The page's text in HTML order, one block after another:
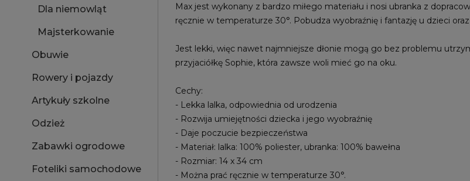
Dla niemowląt
Majsterkowanie
Obuwie
Rowery i pojazdy
Artykuły szkolne
Odzież
Zabawki ogrodowe
Foteliki samochodowe
Max jest wykonany z bardzo miłego materiału i nosi ubranka z
ręcznie w temperaturze 30°. Pobudza wyobraźnię i fantazję u dzieci
Jest lekki, więc nawet najmniejsze dłonie mogą go bez problemu
przyjaciółkę Sophie, która zawsze woli mieć go na oku.
Cechy:
- Lekka lalka, odpowiednia od urodzenia
- Rozwija umiejętności dziecka i jego wyobraźnię
- Daje poczucie bezpieczeństwa
- Materiał: lalka: 100% poliester, ubranka: 100% bawełna
- Rozmiar: 14 x 34 cm
- Można prać ręcznie w temperaturze 30°.